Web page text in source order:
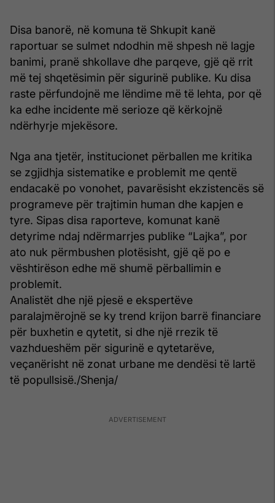
Disa banorë, në komuna të Shkupit kanë
raportuar se sulmet ndodhin më shpesh në lagje
banimi, pranë shkollave dhe parqeve, gjë që rrit
më tej shqetësimin për sigurinë publike. Ku disa
raste përfundojnë me lëndime më të lehta, por që
ka edhe incidente më serioze që kërkojnë
ndërhyrje mjekësore.
Nga ana tjetër, institucionet përballen me kritika
se zgjidhja sistematike e problemit me qentë
endacakë po vonohet, pavarësisht ekzistencës së
programeve për trajtimin human dhe kapjen e
tyre. Sipas disa raporteve, komunat kanë
detyrime ndaj ndërmarrjes publike “Lajka”, por
ato nuk përmbushen plotësisht, gjë që po e
vështirëson edhe më shumë përballimin e
problemit.
Analistët dhe një pjesë e ekspertëve
paralajmërojnë se ky trend krijon barrë financiare
për buxhetin e qytetit, si dhe një rrezik të
vazhdueshëm për sigurinë e qytetarëve,
veçanërisht në zonat urbane me dendësi të lartë
të popullsisë./Shenja/